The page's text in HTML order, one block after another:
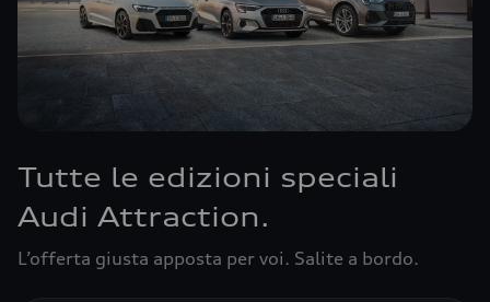
Tutte le edizioni speciali
Audi Attraction.
L’offerta giusta apposta per voi. Salite a bordo.